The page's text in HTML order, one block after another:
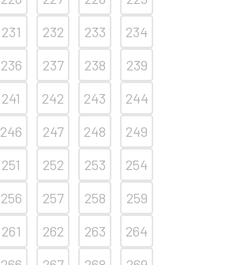
231 232 233
234
236 237 238
239
241 242 243
244
246 247 248
249
251 252 253
254
256 257 258
259
261 262 263
264